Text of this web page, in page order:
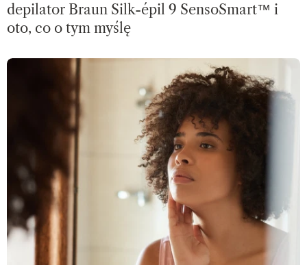
depilator Braun Silk-épil 9 SensoSmart™ i
oto, co o tym myślę